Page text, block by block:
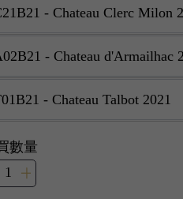
數量